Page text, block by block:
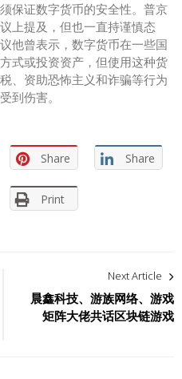
保证数字货币的安全性。普京
上提及，但也一直持谨慎态
他曾表示，数字货币在一些国
式或投资资产，但使用这种货
、资助恐怖主义和诈骗等行为
到伤害。
Share Share
Print
Next Article
晨鑫科技、游族网络、游戏
矩阵大佬共话区块链游戏